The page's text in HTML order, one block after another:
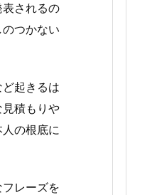
されるの
つかない
起きるは
積もりや
の根底に
レーズを